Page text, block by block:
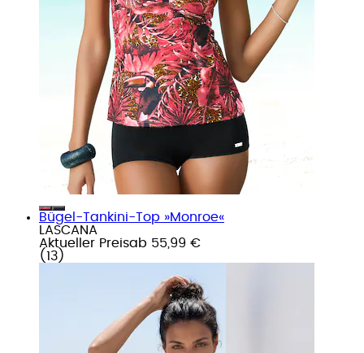
Bügel-Tankini-Top »Monroe«
LASCANA
Aktueller Preisab 55,99 €
( 13 )